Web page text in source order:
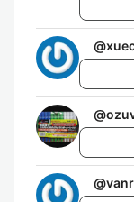
@
@
@